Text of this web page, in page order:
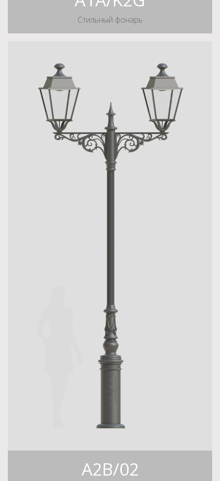
Стильный фонарь
A2B/02